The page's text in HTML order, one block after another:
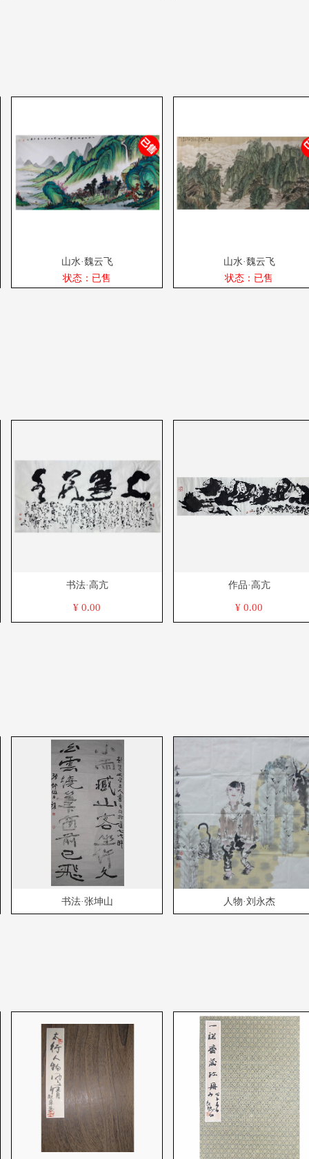
山水·魏云飞
状态：已售
山水·魏云飞
状态：已售
书法·高亢
¥ 0.00
作品·高亢
¥ 0.00
书法·张坤山 人物·刘永杰